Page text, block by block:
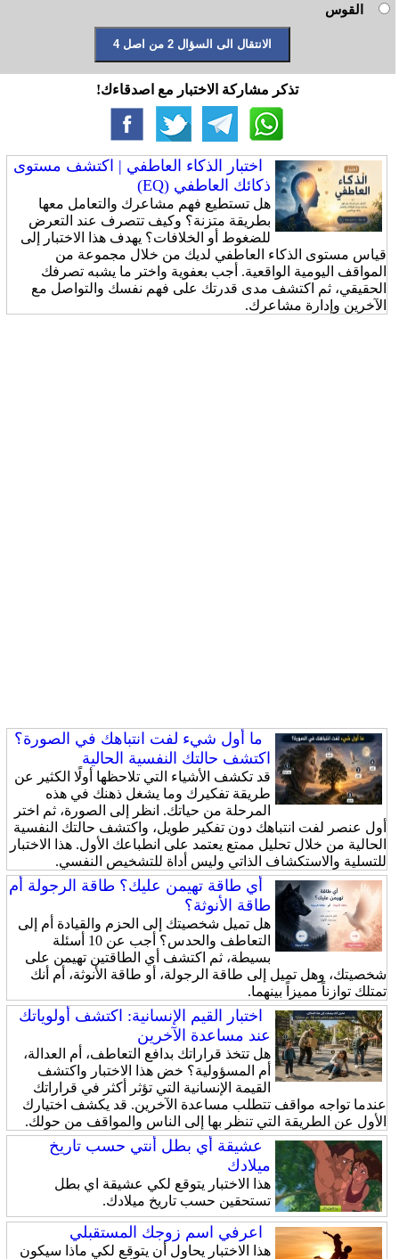
القوس
تذكر مشاركة الاختبار مع اصدقاءك!
اختبار الذكاء العاطفي | اكتشف مستوى
ذكائك العاطفي (EQ)
هل تستطيع فهم مشاعرك والتعامل معها
بطريقة متزنة؟ وكيف تتصرف عند التعرض
للضغوط أو الخلافات؟ يهدف هذا الاختبار إلى
قياس مستوى الذكاء العاطفي لديك من خلال مجموعة من
المواقف اليومية الواقعية. أجب بعفوية واختر ما يشبه تصرفك
الحقيقي، ثم اكتشف مدى قدرتك على فهم نفسك والتواصل مع
الآخرين وإدارة مشاعرك.
ما أول شيء لفت انتباهك في الصورة؟
اكتشف حالتك النفسية الحالية
قد تكشف الأشياء التي تلاحظها أولًا الكثير عن
طريقة تفكيرك وما يشغل ذهنك في هذه
المرحلة من حياتك. انظر إلى الصورة، ثم اختر
أول عنصر لفت انتباهك دون تفكير طويل، واكتشف حالتك النفسية
الحالية من خلال تحليل ممتع يعتمد على انطباعك الأول. هذا الاختبار
للتسلية والاستكشاف الذاتي وليس أداة للتشخيص النفسي.
أي طاقة تهيمن عليك؟ طاقة الرجولة أم
طاقة الأنوثة؟
هل تميل شخصيتك إلى الحزم والقيادة أم إلى
التعاطف والحدس؟ أجب عن 10 أسئلة
بسيطة، ثم اكتشف أي الطاقتين تهيمن على
شخصيتك، وهل تميل إلى طاقة الرجولة، أو طاقة الأنوثة، أم أنك
تمتلك توازناً مميزاً بينهما.
اختبار القيم الإنسانية: اكتشف أولوياتك
عند مساعدة الآخرين
هل تتخذ قراراتك بدافع التعاطف، أم العدالة،
أم المسؤولية؟ خض هذا الاختبار واكتشف
القيمة الإنسانية التي تؤثر أكثر في قراراتك
عندما تواجه مواقف تتطلب مساعدة الآخرين. قد يكشف اختيارك
الأول عن الطريقة التي تنظر بها إلى الناس والمواقف من حولك.
عشيقة أي بطل أنتي حسب تاريخ
ميلادك
هذا الاختبار يتوقع لكي عشيقة اي بطل
تستحقين حسب تاريخ ميلادك.
اعرفي اسم زوجك المستقبلي
هذا الاختبار يحاول أن يتوقع لكي ماذا سيكون